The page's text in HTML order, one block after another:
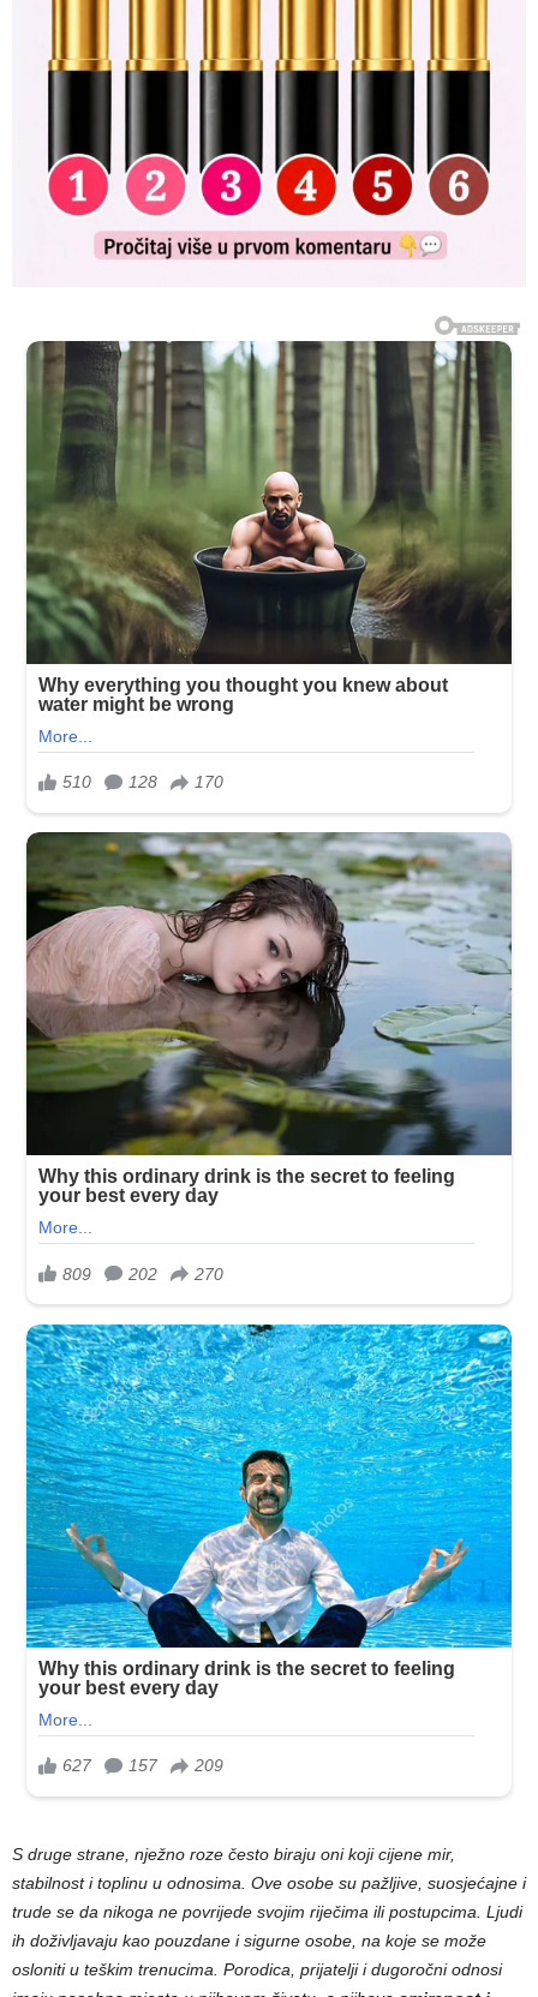
S druge strane, nježno roze često biraju oni koji cijene mir,
stabilnost i toplinu u odnosima. Ove osobe su pažljive, suosjećajne i
trude se da nikoga ne povrijede svojim riječima ili postupcima. Ljudi
ih doživljavaju kao pouzdane i sigurne osobe, na koje se može
osloniti u teškim trenucima. Porodica, prijatelji i dugoročni odnosi